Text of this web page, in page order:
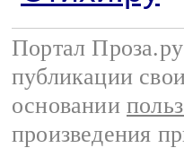
Портал
публикации
основании
произведения